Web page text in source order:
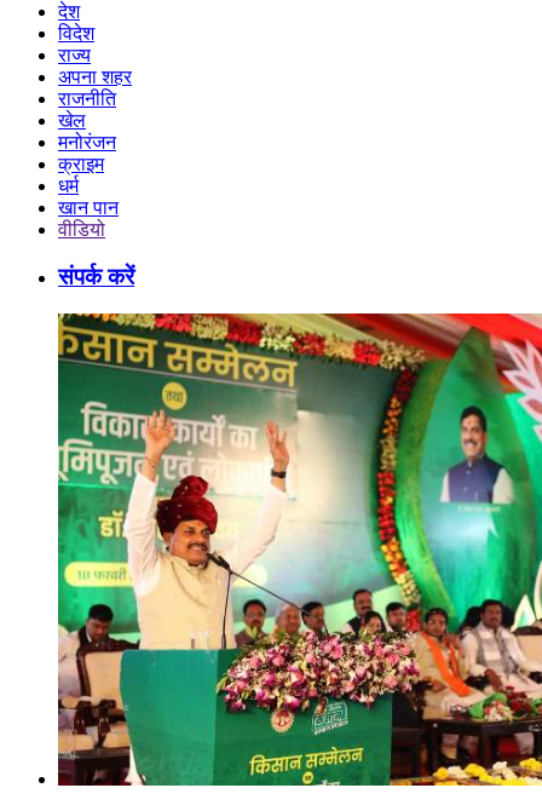
देश
विदेश
राज्य
अपना शहर
राजनीति
खेल
मनोरंजन
क्राइम
धर्म
खान पान
वीडियो
संपर्क करें